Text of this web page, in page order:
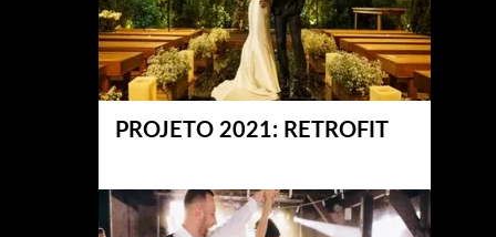
PROJETO 2021: RETROFIT